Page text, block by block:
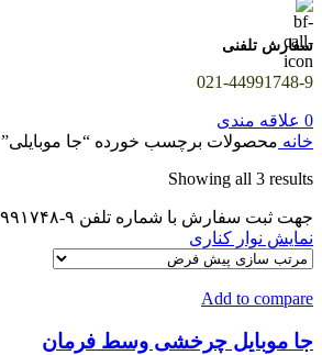
سفارش تلفنی
021-44991748-9
0 علاقه مندی
خانه محصولات برچسب خورده “جا موبایلی”
Showing all 3 results
جهت ثبت سفارش با شماره تلفن ۹-۴۴۹۹۱۷۴۸-۰۲۱ تماس بگیرید.
نمایش نوار کناری
Add to compare
جا موبایل چرخشی وسط فرمان